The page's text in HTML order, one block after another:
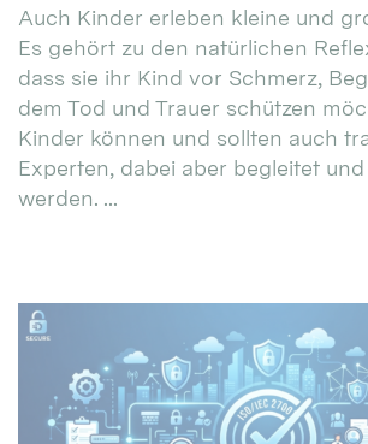
Auch Kinder erleben kleine und
Es gehört zu den natürlichen
dass sie ihr Kind vor Schmerz,
dem Tod und Trauer schützen
Kinder können und sollten auch
Experten, dabei aber begleitet
werden. ...